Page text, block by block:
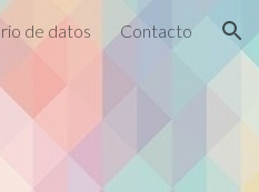
de datos Contacto